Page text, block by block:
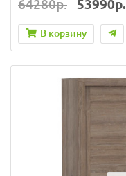
64280р. 53990р.
В корзину